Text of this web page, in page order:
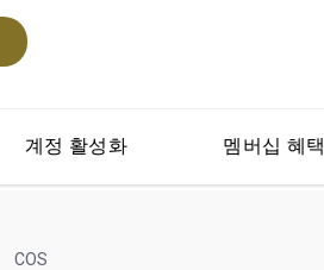
계정 활성화 멤버십 혜택
COS